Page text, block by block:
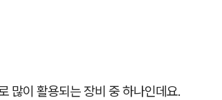
많이 활용되는 장비 중 하나인데요.